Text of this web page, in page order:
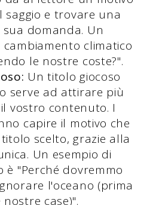
saggio e trovare una
domanda. Un
cambiamento climatico
le nostre coste?".
Un titolo giocoso
serve ad attirare più
vostro contenuto. I
capire il motivo che
scelto, grazie alla
Un esempio di
è "Perché dovremmo
l'oceano (prima
case)".